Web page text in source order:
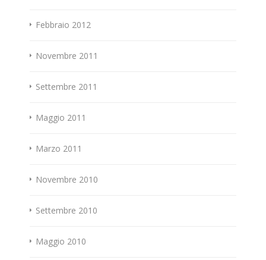
Febbraio 2012
Novembre 2011
Settembre 2011
Maggio 2011
Marzo 2011
Novembre 2010
Settembre 2010
Maggio 2010